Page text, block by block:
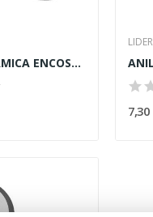
ANILHA CERAMICA ENCOSTO P/ BOMBA 16,0x29,5x8,0mm
7,30